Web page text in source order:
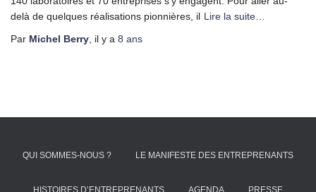
delà de quelques réalisations pionnières, il Lire la suite…
Par Michel Berry , il y a 8 ans
QUI SOMMES-NOUS ? LE MANIFESTE DES ENTREPRENANTS
HISTOIRES D’ENTREPRENANTS AGENDA PRESSE